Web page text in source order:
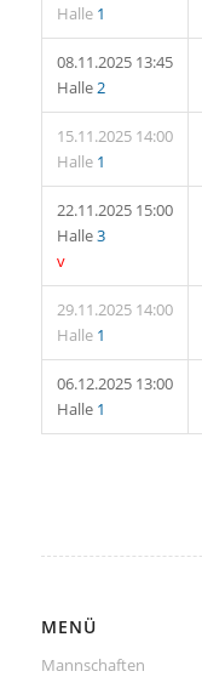
Halle 1
08.11.2025 13:45
Halle 2
15.11.2025 14:00
Halle 1
22.11.2025 15:00
Halle3
v
29.11.2025 14:00
Halle 1
06.12.2025 13:00
Halle 1
MENÜ
Mannschaften